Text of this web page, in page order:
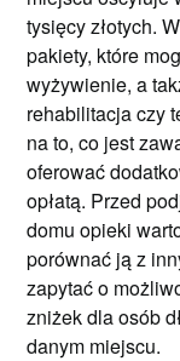
tysięcy złotych.
pakiety, które
wyżywienie, a
rehabilitacja czy
na to, co jest
oferować
opłatą. Przed
domu opieki
porównać ją z
zapytać o
zniżek dla osób
danym miejscu.